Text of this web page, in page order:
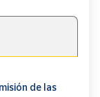
de las